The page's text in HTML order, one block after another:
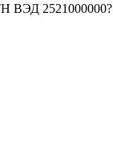
ВЭД 2521000000?